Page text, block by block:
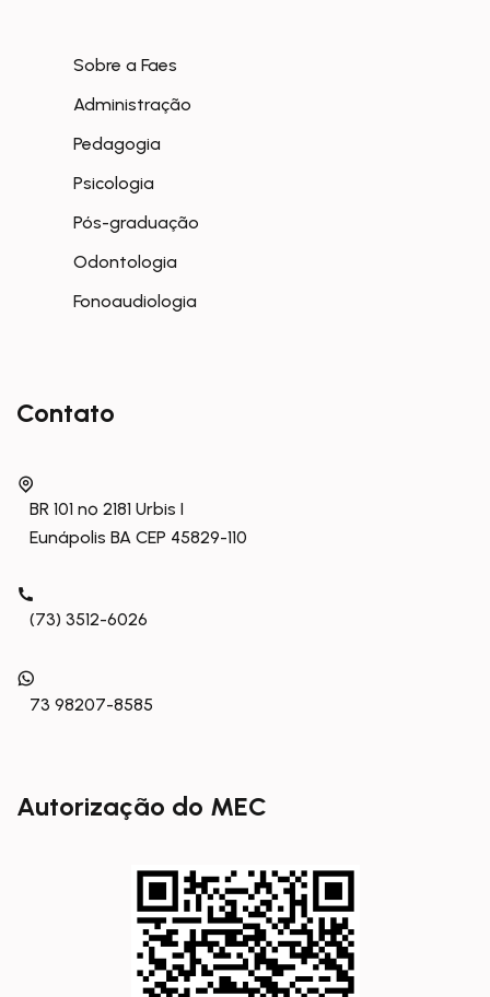
Sobre a Faes
Administração
Pedagogia
Psicologia
Pós-graduação
Odontologia
Fonoaudiologia
Contato
BR 101 nº 2181 Urbis I
Eunápolis BA CEP 45829-110
(73) 3512-6026
73 98207-8585
Autorização do MEC